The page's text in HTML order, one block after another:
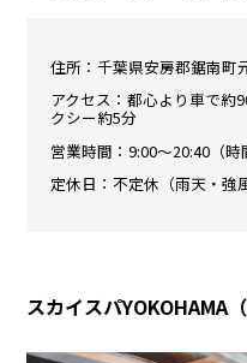
住所：千葉県安房郡鋸南町
アクセス：都心より車で約
クシー約5分
営業時間：9:00〜20:40（時
定休日：不定休（雨天・強
スカイスパYOKOHAMA（